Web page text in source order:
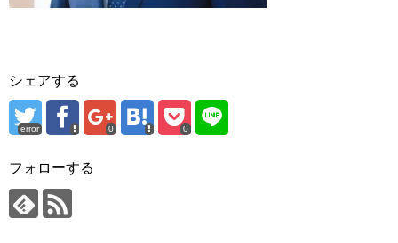
シェアする
error 0 0
フォローする